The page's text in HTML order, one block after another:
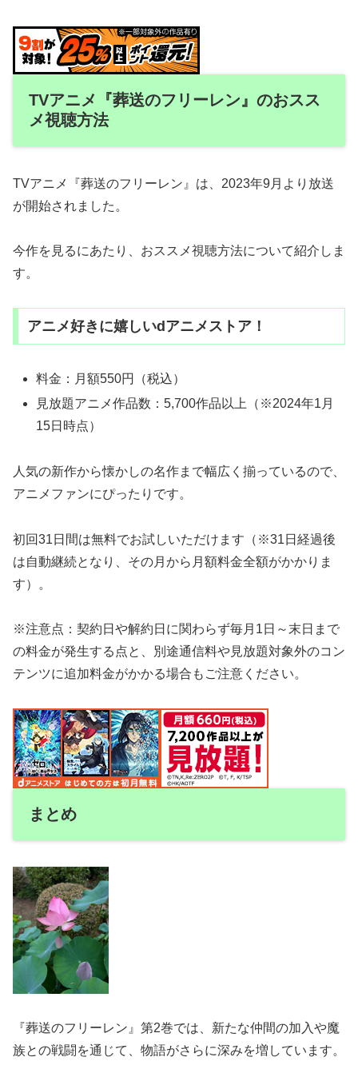
TVアニメ『葬送のフリーレン』のおスス
メ視聴方法
TVアニメ『葬送のフリーレン』は、2023年9月より放送
が開始されました。
今作を見るにあたり、おススメ視聴方法について紹介しま
す。
アニメ好きに嬉しいdアニメストア！
料金：月額550円（税込）
見放題アニメ作品数：5,700作品以上（※2024年1月
15日時点）
人気の新作から懐かしの名作まで幅広く揃っているので、
アニメファンにぴったりです。
初回31日間は無料でお試しいただけます（※31日経過後
は自動継続となり、その月から月額料金全額がかかりま
す）。
※注意点：契約日や解約日に関わらず毎月1日～末日まで
の料金が発生する点と、別途通信料や見放題対象外のコン
テンツに追加料金がかかる場合もご注意ください。
まとめ
『葬送のフリーレン』第2巻では、新たな仲間の加入や魔
族との戦闘を通じて、物語がさらに深みを増しています。